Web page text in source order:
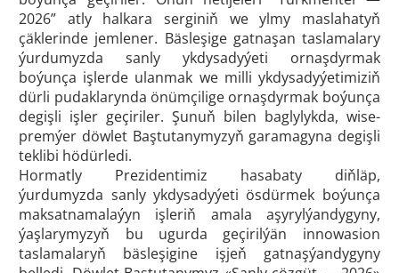
2026” atly halkara serginiň we ylmy maslahatyň
çäklerinde jemlener. Bäsleşige gatnaşan taslamalary
ýurdumyzda sanly ykdysadyýeti ornaşdyrmak
boýunça işlerde ulanmak we milli ykdysadyýetimiziň
dürli pudaklarynda önümçilige ornaşdyrmak boýunça
degişli işler geçiriler. Şunuň bilen baglylykda, wise-
premýer döwlet Baştutanymyzyň garamagyna degişli
teklibi hödürledi.
Hormatly Prezidentimiz hasabaty diňläp,
ýurdumyzda sanly ykdysadyýeti ösdürmek boýunça
maksatnamalaýyn işleriň amala aşyrylýandygyny,
ýaşlarymyzyň bu ugurda geçirilýän innowasion
taslamalaryň bäsleşigine işjeň gatnaşýandygyny